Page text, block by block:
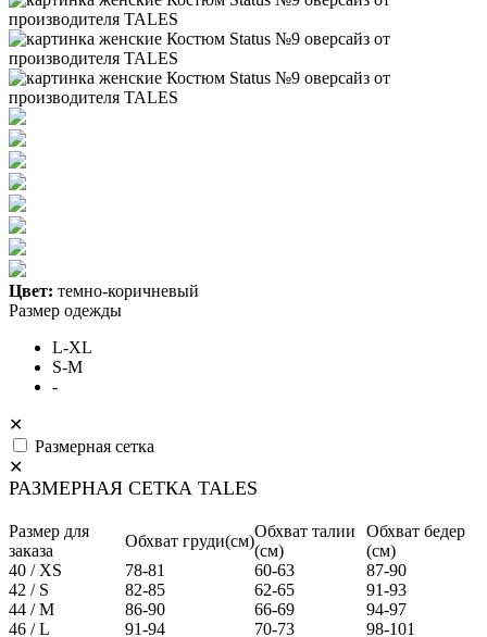
Цвет: темно-коричневый
Размер одежды
L-XL
S-M
-
✕
Размерная сетка
✕
РАЗМЕРНАЯ СЕТКА TALES
Размер для
заказа
Обхват груди(см)
Обхват талии
(см)
Обхват бедер
(см)
40 / XS
78-81 60-63
87-90
42 / S
82-85 62-65
91-93
44 / M
86-90 66-69
94-97
46 / L
91-94 70-73 98-101